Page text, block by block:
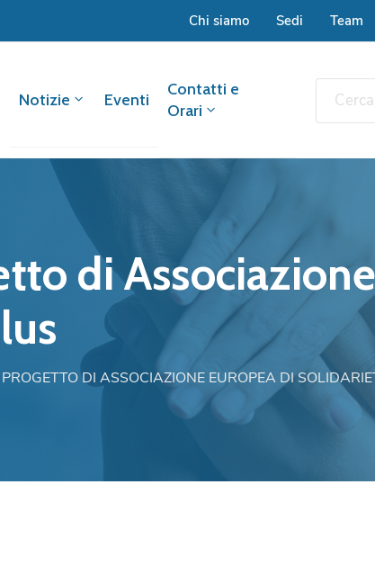
Chi siamo Sedi Team
Notizie Eventi
Contatti e
Orari
di
DI ASSOCIAZIONE EUROPEA DI